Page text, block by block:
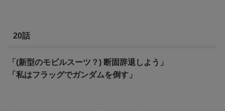
20話
「(新型のモビルスーツ？) 断固辞退しよう」
「私はフラッグでガンダムを倒す」